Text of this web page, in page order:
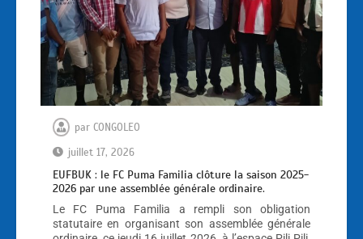
par CONGOLEO
juillet 17, 2026
EUFBUK : le FC Puma Familia clôture la saison 2025-
2026 par une assemblée générale ordinaire.
Le FC Puma Familia a rempli son obligation
statutaire en organisant son assemblée générale